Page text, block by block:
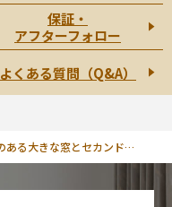
保証・
アフターフォロー
よくある質問（Q&A）
土間から続く開放感のある大きな窓とセカンドリビング空間のウッドデッキ